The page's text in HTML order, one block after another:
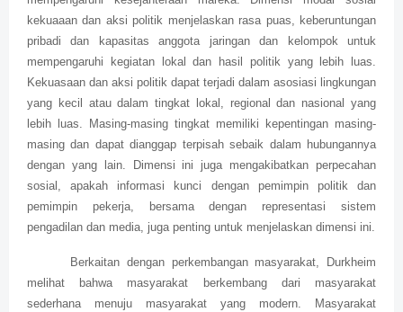
kekuaaan dan aksi politik menjelaskan rasa puas, keberuntungan
pribadi dan kapasitas anggota jaringan dan kelompok untuk
mempengaruhi kegiatan lokal dan hasil politik yang lebih luas.
Kekuasaan dan aksi politik dapat terjadi dalam asosiasi lingkungan
yang kecil atau dalam tingkat lokal, regional dan nasional yang
lebih luas. Masing-masing tingkat memiliki kepentingan masing-
masing dan dapat dianggap terpisah sebaik dalam hubungannya
dengan yang lain. Dimensi ini juga mengakibatkan perpecahan
sosial, apakah informasi kunci dengan pemimpin politik dan
pemimpin pekerja, bersama dengan representasi sistem
pengadilan dan media, juga penting untuk menjelaskan dimensi ini.
Berkaitan dengan perkembangan masyarakat, Durkheim
melihat bahwa masyarakat berkembang dari masyarakat
sederhana menuju masyarakat yang modern. Masyarakat